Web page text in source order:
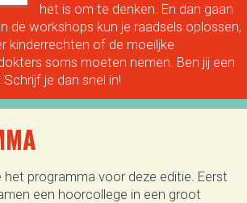
het is om te denken. En dan gaan
de workshops kun je raadsels oplossen,
kinderrechten of de moeiljke
soms moeten nemen. Ben jij een
je dan snel in!
het programma voor deze editie. Eerst
een hoorcollege in een groot